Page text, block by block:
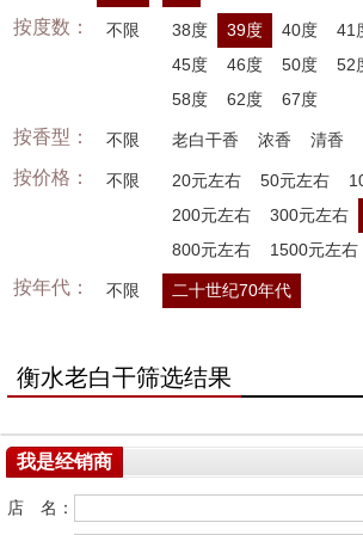
按度数： 不限 38度 39度 40度 41
45度
46度 50度 52
58度
62度 67度
按香型： 不限 老白干香 浓香 清香
按价格： 不限 20元左右 50元左右
200元左右
300元左右
800元左右
1500元左右
按年代： 不限 二十世纪70年代
衡水老白干筛选结果
我是经销商
店 名：